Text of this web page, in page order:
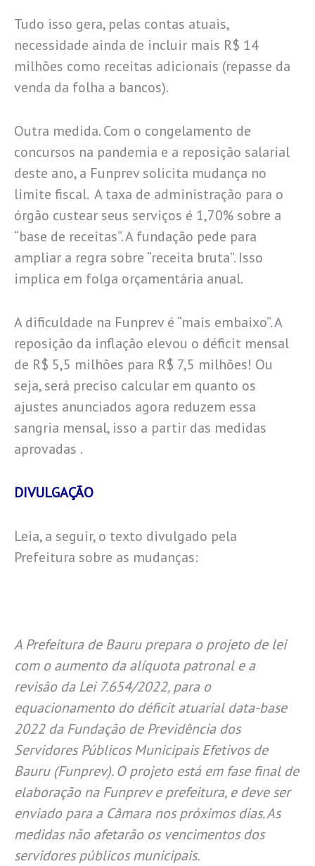
Tudo isso gera, pelas contas atuais,
necessidade ainda de incluir mais R$ 14
milhões como receitas adicionais (repasse da
venda da folha a bancos).
Outra medida. Com o congelamento de
concursos na pandemia e a reposição salarial
deste ano, a Funprev solicita mudança no
limite fiscal. A taxa de administração para o
órgão custear seus serviços é 1,70% sobre a
“base de receitas”. A fundação pede para
ampliar a regra sobre “receita bruta”. Isso
implica em folga orçamentária anual.
A dificuldade na Funprev é “mais embaixo”. A
reposição da inflação elevou o déficit mensal
de R$ 5,5 milhões para R$ 7,5 milhões! Ou
seja, será preciso calcular em quanto os
ajustes anunciados agora reduzem essa
sangria mensal, isso a partir das medidas
aprovadas .
DIVULGAÇÃO
Leia, a seguir, o texto divulgado pela
Prefeitura sobre as mudanças:
A Prefeitura de Bauru prepara o projeto de lei
com o aumento da alíquota patronal e a
revisão da Lei 7.654/2022, para o
equacionamento do déficit atuarial data-base
2022 da Fundação de Previdência dos
Servidores Públicos Municipais Efetivos de
Bauru (Funprev). O projeto está em fase final de
elaboração na Funprev e prefeitura, e deve ser
enviado para a Câmara nos próximos dias. As
medidas não afetarão os vencimentos dos
servidores públicos municipais.